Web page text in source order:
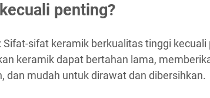
penting?
Sifat-sifat keramik berkualitas tinggi
keramik dapat bertahan lama,
dan mudah untuk dirawat dan dibersihkan.